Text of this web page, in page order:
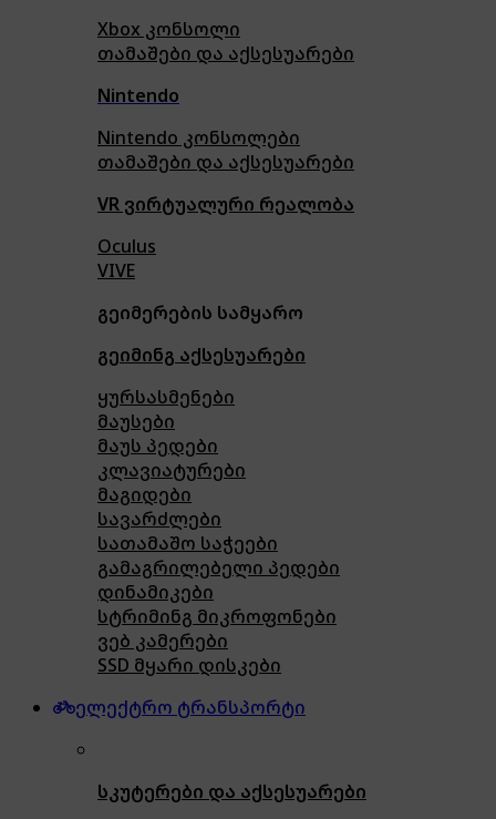
Xbox კონსოლი
თამაშები და აქსესუარები
Nintendo
Nintendo კონსოლები
თამაშები და აქსესუარები
VR ვირტუალური რეალობა
Oculus
VIVE
გეიმერების სამყარო
გეიმინგ აქსესუარები
ყურსასმენები
მაუსები
მაუს პედები
კლავიატურები
მაგიდები
სავარძლები
სათამაშო საჭეები
გამაგრილებელი პედები
დინამიკები
სტრიმინგ მიკროფონები
ვებ კამერები
SSD მყარი დისკები
ელექტრო ტრანსპორტი
სკუტერები და აქსესუარები